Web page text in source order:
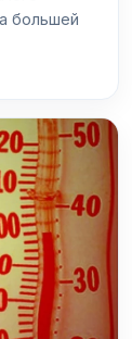
большей